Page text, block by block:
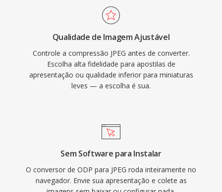
Qualidade de Imagem Ajustável
Controle a compressão JPEG antes de converter.
Escolha alta fidelidade para apostilas de
apresentação ou qualidade inferior para miniaturas
leves — a escolha é sua.
Sem Software para Instalar
O conversor de ODP para JPEG roda inteiramente no
navegador. Envie sua apresentação e colete as